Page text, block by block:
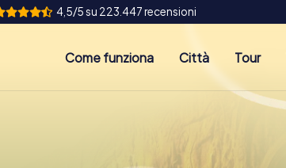
4,5/5 su 223.447 recensioni
Come funziona Città Tour